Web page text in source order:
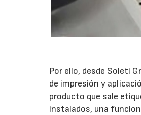
Por ello, desde Soleti
de impresión y
producto que sale
instalados, una